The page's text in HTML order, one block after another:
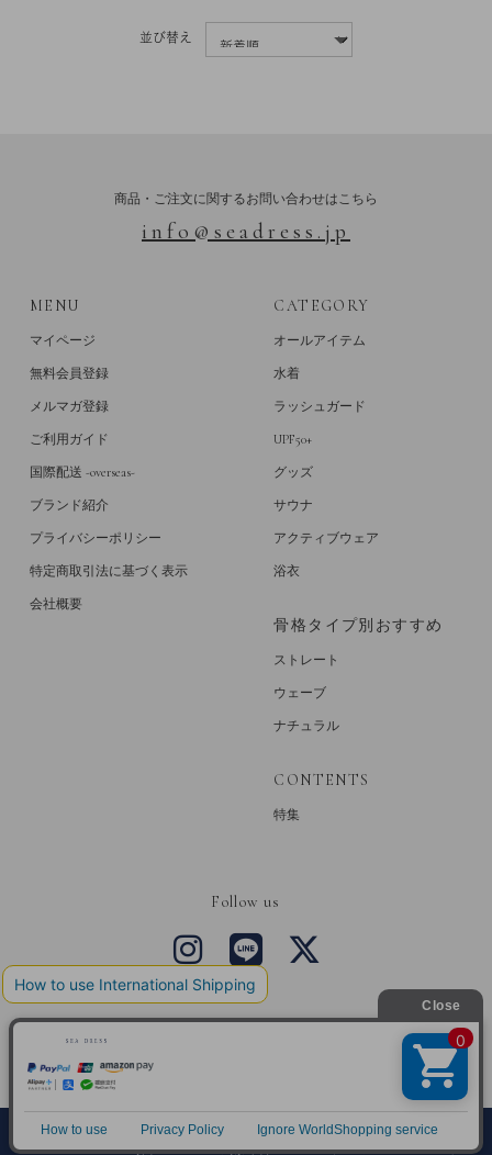
メニュー 探す お気に入り マイページ カート
並び替え
商品・ご注文に関するお問い合わせはこちら
info@seadress.jp
MENU
マイページ
無料会員登録
メルマガ登録
ご利用ガイド
国際配送 -overseas-
ブランド紹介
プライバシーポリシー
特定商取引法に基づく表示
会社概要
CATEGORY
オールアイテム
水着
ラッシュガード
UPF50+
グッズ
サウナ
アクティブウェア
浴衣
骨格タイプ別おすすめ
ストレート
ウェーブ
ナチュラル
CONTENTS
特集
Follow us
Copyright © SEA DRESS All Rights Reserved.